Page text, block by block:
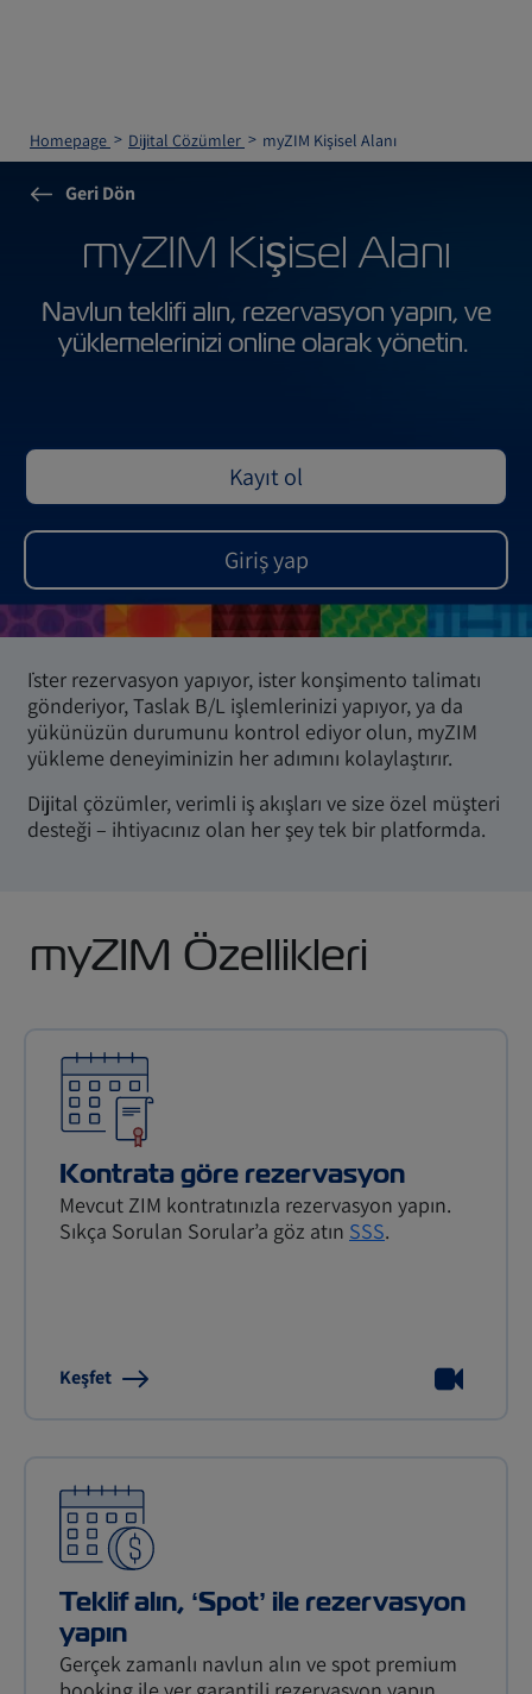
Homepage Dijital Çözümler myZIM Kişisel Alanı
Geri Dön
myZIM Kişisel Alanı
Navlun teklifi alın, rezervasyon yapın, ve
yüklemelerinizi online olarak yönetin.
Kayıt ol
Giriş yap
İster rezervasyon yapıyor, ister konşimento talimatı
gönderiyor, Taslak B/L işlemlerinizi yapıyor, ya da
yükünüzün durumunu kontrol ediyor olun, myZIM
yükleme deneyiminizin her adımını kolaylaştırır.
Dijital çözümler, verimli iş akışları ve size özel müşteri
desteği – ihtiyacınız olan her şey tek bir platformda.
myZIM Özellikleri
Kontrata göre rezervasyon
Mevcut ZIM kontratınızla rezervasyon yapın.
Sıkça Sorulan Sorular’a göz atın SSS.
Keşfet
Teklif alın, ‘Spot’ ile rezervasyon
yapın
Gerçek zamanlı navlun alın ve spot premium